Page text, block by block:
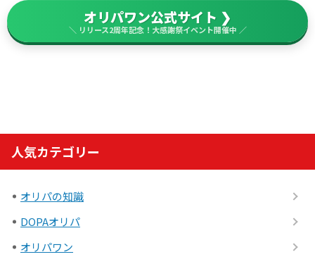
オリパワン公式サイト ❯
＼ リリース2周年記念！大感謝祭イベント開催中 ／
人気カテゴリー
オリパの知識
DOPAオリパ
オリパワン